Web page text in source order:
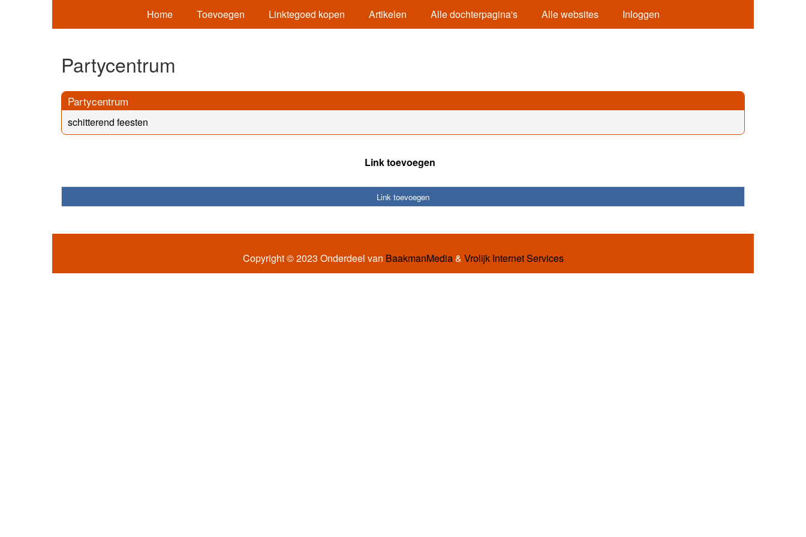
Home Toevoegen Linktegoed kopen Artikelen Alle dochterpagina's Alle websites Inloggen
Partycentrum
Partycentrum
schitterend feesten
Link toevoegen
Link toevoegen
Copyright © 2023 Onderdeel van BaakmanMedia& Vrolijk Internet Services